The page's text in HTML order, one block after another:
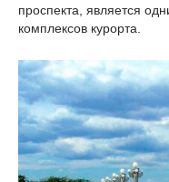
проспекта, является
комплексов курорта.